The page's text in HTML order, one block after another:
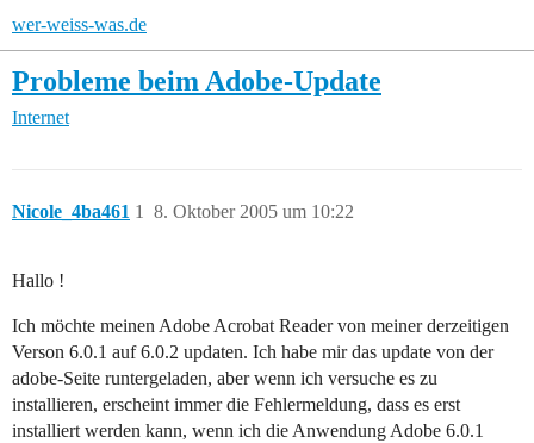
wer-weiss-was.de
Probleme beim Adobe-Update
Internet
Nicole_4ba461 8. Oktober 2005 um 10:22
1
Hallo !
Ich möchte meinen Adobe Acrobat Reader von meiner derzeitigen
Verson 6.0.1 auf 6.0.2 updaten. Ich habe mir das update von der
adobe-Seite runtergeladen, aber wenn ich versuche es zu
installieren, erscheint immer die Fehlermeldung, dass es erst
installiert werden kann, wenn ich die Anwendung Adobe 6.0.1